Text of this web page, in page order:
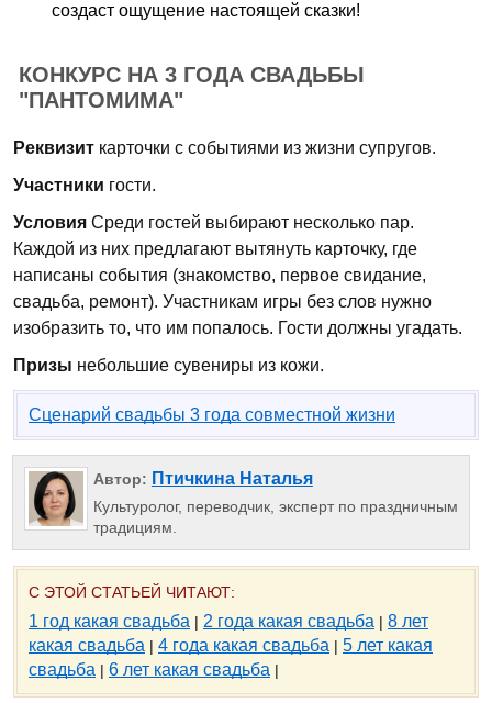
создаст ощущение настоящей сказки!
КОНКУРС НА 3 ГОДА СВАДЬБЫ
"ПАНТОМИМА"
Реквизит карточки с событиями из жизни супругов.
Участники гости.
Условия Среди гостей выбирают несколько пар.
Каждой из них предлагают вытянуть карточку, где
написаны события (знакомство, первое свидание,
свадьба, ремонт). Участникам игры без слов нужно
изобразить то, что им попалось. Гости должны угадать.
Призы небольшие сувениры из кожи.
Сценарий свадьбы 3 года совместной жизни
Автор: Птичкина Наталья
Культуролог, переводчик, эксперт по праздничным
традициям.
С ЭТОЙ СТАТЬЕЙ ЧИТАЮТ:
1 год какая свадьба | 2 года какая свадьба | 8 лет
какая свадьба | 4 года какая свадьба | 5 лет какая
свадьба | 6 лет какая свадьба |